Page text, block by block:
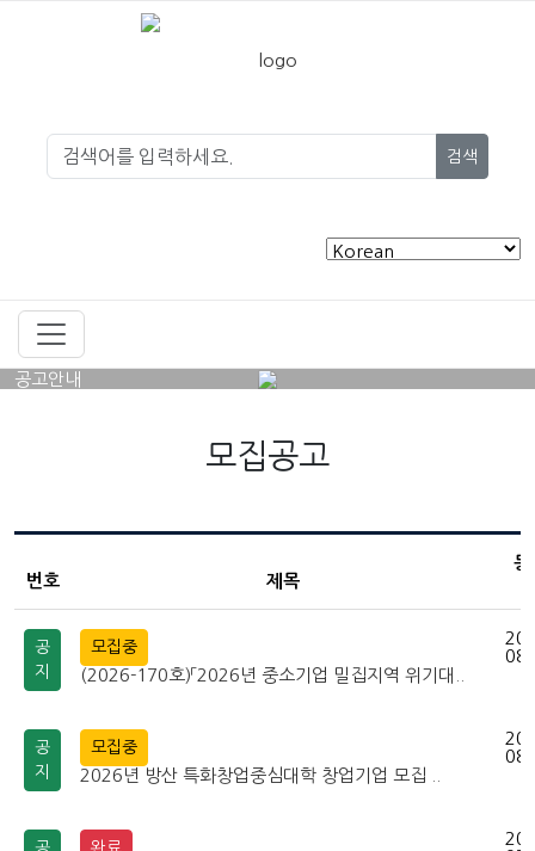
검색
공고안내
모집공고
번호 제목
등
공
지
모집중
(2026-170호)「2026년 중소기업 밀집지역 위기대..
공
지
모집중
2026년 방산 특화창업중심대학 창업기업 모집 ..
공
완료